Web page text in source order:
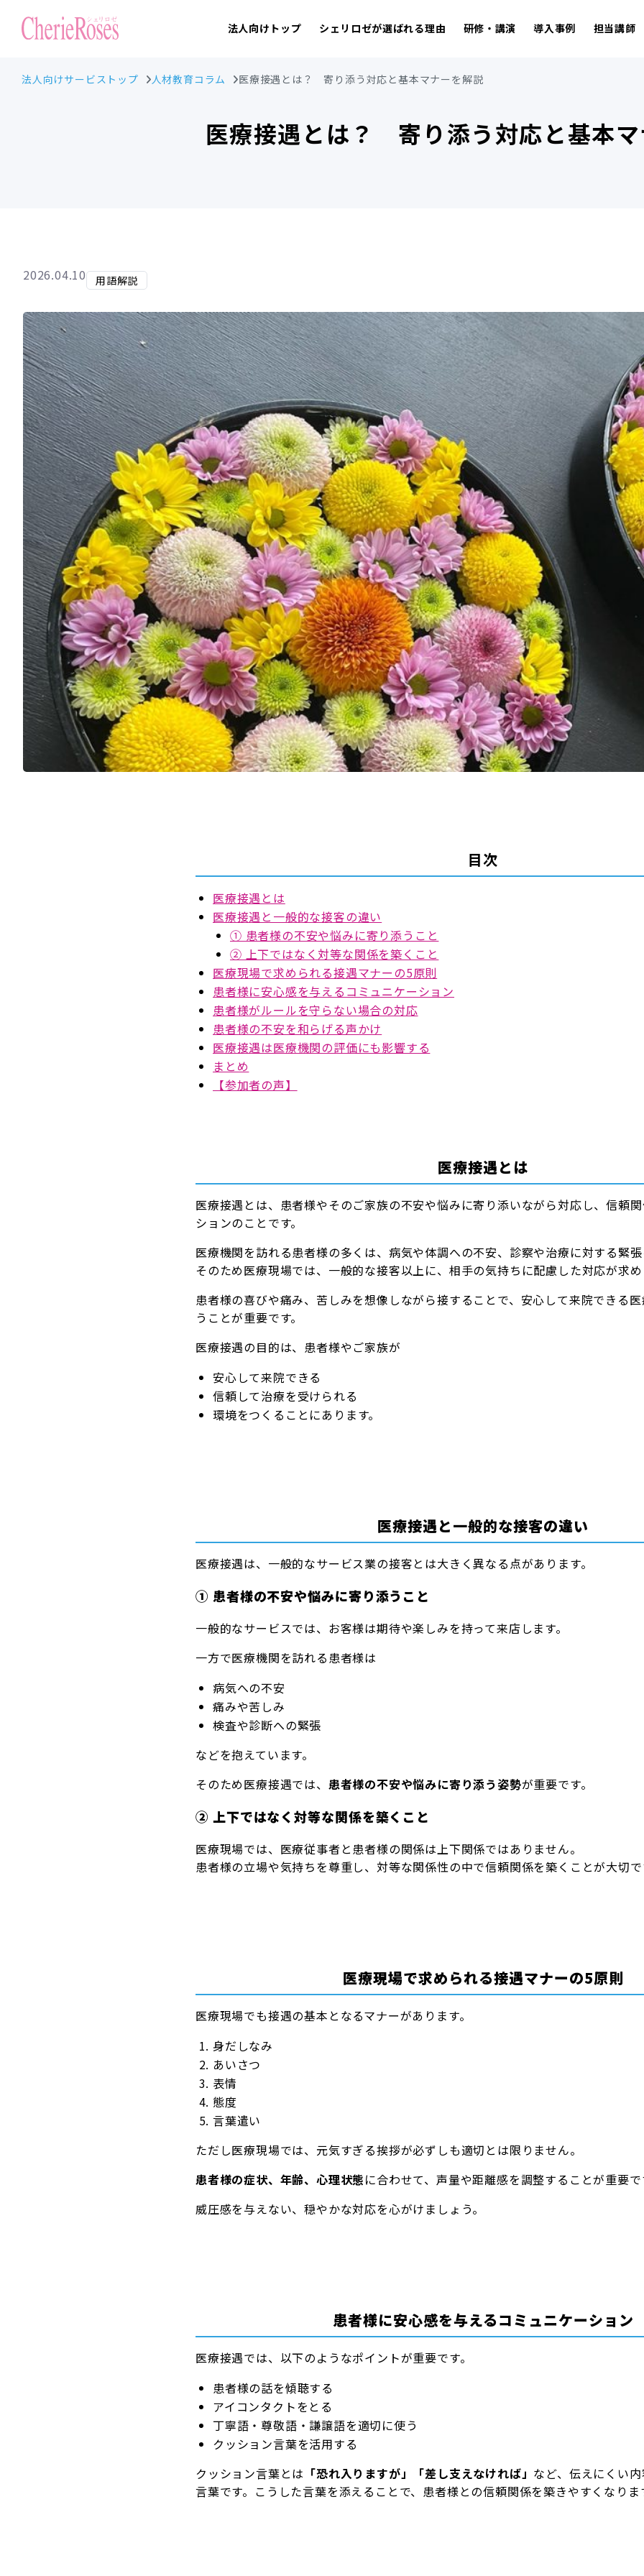
法人向けトップ シェリロゼが選ばれる理由 研修・講演 導入事例 担当講師
法人向けサービストップ 人材教育コラム 医療接遇とは？ 寄り添う対応と基本マナーを解説
医療接遇とは？ 寄り添う対応と基本
2026.04.10 用語解説
目次
医療接遇とは
医療接遇と一般的な接客の違い
① 患者様の不安や悩みに寄り添うこと
② 上下ではなく対等な関係を築くこと
医療現場で求められる接遇マナーの5原則
患者様に安心感を与えるコミュニケーション
患者様がルールを守らない場合の対応
患者様の不安を和らげる声かけ
医療接遇は医療機関の評価にも影響する
まとめ
【参加者の声】
医療接遇とは
医療接遇とは、患者様やそのご家族の不安や悩みに寄り添いながら対応し、信頼
ションのことです。
医療機関を訪れる患者様の多くは、病気や体調への不安、診察や治療に対する緊
そのため医療現場では、一般的な接客以上に、相手の気持ちに配慮した対応が求
患者様の喜びや痛み、苦しみを想像しながら接することで、安心して来院できる
うことが重要です。
医療接遇の目的は、患者様やご家族が
安心して来院できる
信頼して治療を受けられる
環境をつくることにあります。
医療接遇と一般的な接客の違い
医療接遇は、一般的なサービス業の接客とは大きく異なる点があります。
① 患者様の不安や悩みに寄り添うこと
一般的なサービスでは、お客様は期待や楽しみを持って来店します。
一方で医療機関を訪れる患者様は
病気への不安
痛みや苦しみ
検査や診断への緊張
などを抱えています。
そのため医療接遇では、 患者様の不安や悩みに寄り添う姿勢が重要です。
② 上下ではなく対等な関係を築くこと
医療現場では、医療従事者と患者様の関係は上下関係ではありません。
患者様の立場や気持ちを尊重し、対等な関係性の中で信頼関係を築くことが大切
医療現場で求められる接遇マナーの5原則
医療現場でも接遇の基本となるマナーがあります。
身だしなみ
あいさつ
表情
態度
言葉遣い
ただし医療現場では、元気すぎる挨拶が必ずしも適切とは限りません。
患者様の症状、年齢、心理状態に合わせて、声量や距離感を調整することが重要で
威圧感を与えない、穏やかな対応を心がけましょう。
患者様に安心感を与えるコミュニケーション
医療接遇では、以下のようなポイントが重要です。
患者様の話を傾聴する
アイコンタクトをとる
丁寧語・尊敬語・謙譲語を適切に使う
クッション言葉を活用する
クッション言葉とは 「恐れ入りますが」「差し支えなければ」 など、伝えにくい
言葉です。こうした言葉を添えることで、患者様との信頼関係を築きやすくなりま